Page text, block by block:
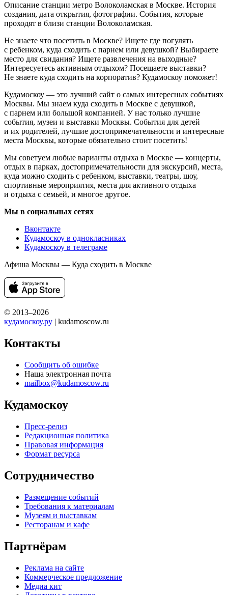
Описание станции метро Волоколамская в Москве. История
создания, дата открытия, фотографии. События, которые
проходят в близи станции Волоколамская.
Не знаете что посетить в Москве? Ищете где погулять
с ребенком, куда сходить с парнем или девушкой? Выбираете
место для свидания? Ищете развлечения на выходные?
Интересуетесь активным отдыхом? Посещаете выставки?
Не знаете куда сходить на корпоратив? Кудамоскоу поможет!
Кудамоскоу — это лучший сайт о самых интересных событиях
Москвы. Мы знаем куда сходить в Москве с девушкой,
с парнем или большой компанией. У нас только лучшие
события, музеи и выставки Москвы. События для детей
и их родителей, лучшие достопримечательности и интересные
места Москвы, которые обязательно стоит посетить!
Мы советуем любые варианты отдыха в Москве — концерты,
отдых в парках, достопримечательности для экскурсий, места,
куда можно сходить с ребенком, выставки, театры, шоу,
спортивные мероприятия, места для активного отдыха
и отдыха с семьей, и многое другое.
Мы в социальных сетях
Вконтакте
Кудамоскоу в однокласниках
Кудамоскоу в телеграме
Афиша Москвы — Куда сходить в Москве
© 2013–2026
кудамоскоу.ру | kudamoscow.ru
Контакты
Сообщить об ошибке
Наша электронная почта
mailbox@kudamoscow.ru
Кудамоскоу
Пресс-релиз
Редакционная политика
Правовая информация
Формат ресурса
Сотрудничество
Размещение событий
Требования к материалам
Музеям и выставкам
Ресторанам и кафе
Партнёрам
Реклама на сайте
Коммерческое предложение
Медиа кит